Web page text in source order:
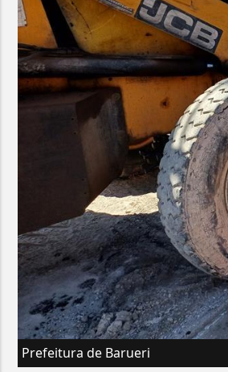
Prefeitura de Barueri